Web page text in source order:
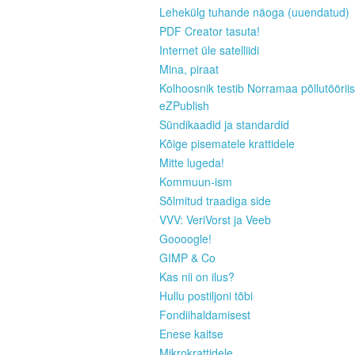
Lehekülg tuhande näoga (uuendatud)
PDF Creator tasuta!
Internet üle satelliidi
Mina, piraat
Kolhoosnik testib Norramaa
eZPublish
Sündikaadid ja standardid
Kõige pisematele krattidele
Mitte lugeda!
Kommuun-ism
Sõlmitud traadiga side
VVV: VeriVorst ja Veeb
Goooogle!
GIMP & Co
Kas nii on ilus?
Hullu postiljoni tõbi
Fondiihaldamisest
Enese kaitse